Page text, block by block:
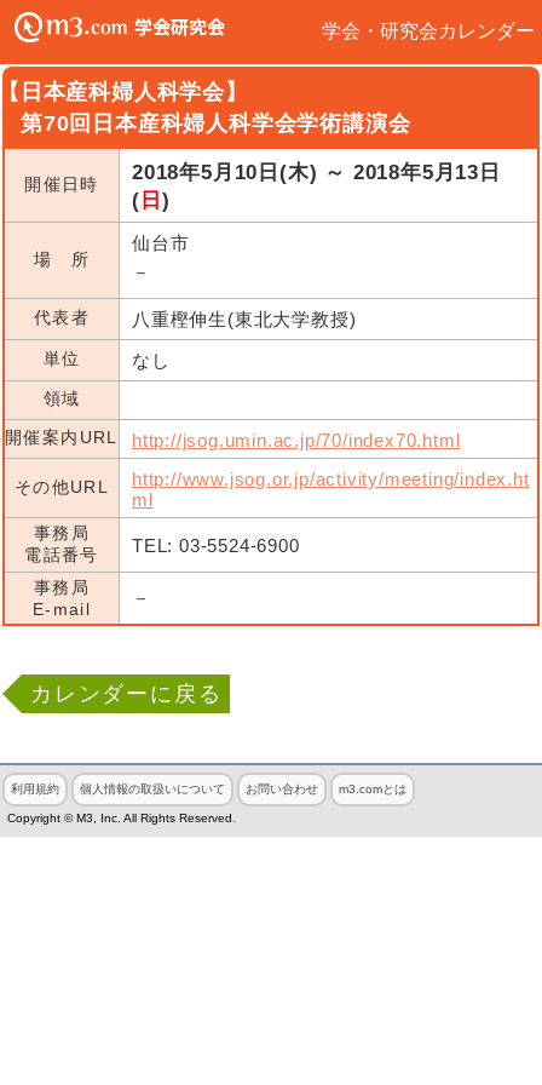
学会・研究会カレンダー
日本産科婦人科学会】
第70回日本産科婦人科学会学術講演会
開催日時
2018年5月10日(木) ～ 2018年5月13日
( 日 )
場 所
仙台市
－
代表者 八重樫伸生(東北大学教授)
単位 なし
領域
開催案内URL
http://jsog.umin.ac.jp/70/index70.html
その他URL
http://www.jsog.or.jp/activity/meeting/index.ht
ml
事務局
電話番号
TEL: 03-5524-6900
事務局
E-mail
－
カレンダーに戻る
利用規約 個人情報の取扱いについて お問い合わせ m3.comとは
Copyright © M3, Inc. All Rights Reserved.